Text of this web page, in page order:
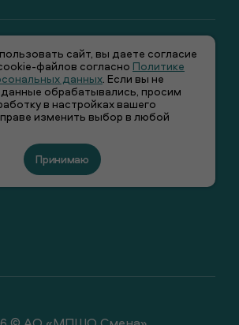
106
сайт, вы даете согласие
файлов согласно Политике
данных. Если вы не
обрабатывались, просим
в настройках вашего
изменить выбор в любой
Принимаю